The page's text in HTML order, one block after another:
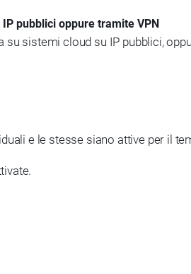
pubblici oppure tramite VPN
sistemi cloud su IP pubblici,
e le stesse siano attive per il